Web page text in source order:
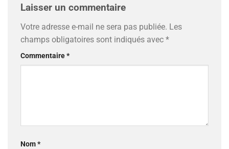
Laisser un commentaire
Votre adresse e-mail ne sera pas publiée. Les
champs obligatoires sont indiqués avec *
Commentaire*
Nom*